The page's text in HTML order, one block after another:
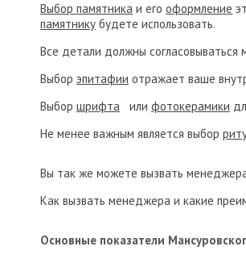
Выбор памятника и егооформление
памятнику будете использовать.
Все детали должны согласовываться
Выбор эпитафии отражает ваше
Выбор шрифта или фотокерамики
Не менее важным является выбор
Вы так же можете вызвать
Как вызвать менеджера и какие
Основные показатели